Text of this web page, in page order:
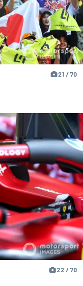
21 / 70
22 / 70